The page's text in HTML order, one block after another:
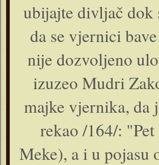
ubijajte divljač dok
da se vjernici
nije dozvoljeno
izuzeo Mudri
majke vjernika, da
rekao /164/:
Meke), a i u pojasu